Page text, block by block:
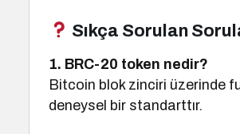
Sıkça Sorulan
1. BRC-20 token nedir?
Bitcoin blok zinciri üzerinde
deneysel bir standarttır.